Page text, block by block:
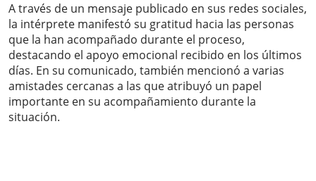
A través de un mensaje publicado en sus redes sociales,
la intérprete manifestó su gratitud hacia las personas
que la han acompañado durante el proceso,
destacando el apoyo emocional recibido en los últimos
días. En su comunicado, también mencionó a varias
amistades cercanas a las que atribuyó un papel
importante en su acompañamiento durante la
situación.